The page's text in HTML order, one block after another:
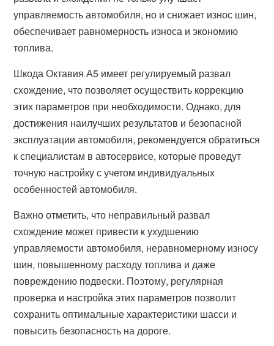
управляемость автомобиля, но и снижает износ шин,
обеспечивает равномерность износа и экономию
топлива.
Шкода Октавия А5 имеет регулируемый развал
схождение, что позволяет осуществить коррекцию
этих параметров при необходимости. Однако, для
достижения наилучших результатов и безопасной
эксплуатации автомобиля, рекомендуется обратиться
к специалистам в автосервисе, которые проведут
точную настройку с учетом индивидуальных
особенностей автомобиля.
Важно отметить, что неправильный развал
схождение может привести к ухудшению
управляемости автомобиля, неравномерному износу
шин, повышенному расходу топлива и даже
повреждению подвески. Поэтому, регулярная
проверка и настройка этих параметров позволит
сохранить оптимальные характеристики шасси и
повысить безопасность на дороге.